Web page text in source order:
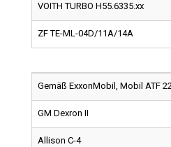
VOITH TURBO H55.6335.xx
ZF TE-ML-04D/11A/14A
Gemäß ExxonMobil, Mobil ATF
GM Dexron II
Allison C-4